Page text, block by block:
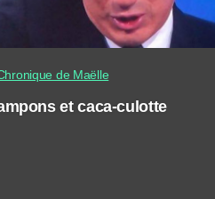
de Maëlle
et caca-culotte